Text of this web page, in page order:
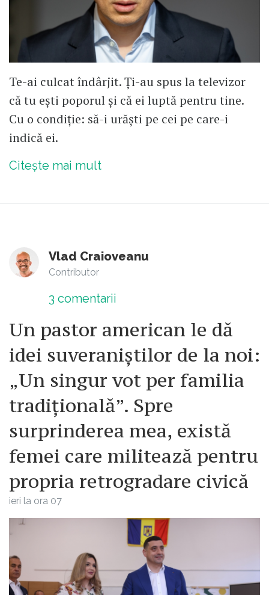
Te-ai culcat îndârjit. Ți-au spus la televizor
că tu ești poporul și că ei luptă pentru tine.
Cu o condiție: să-i urăști pe cei pe care-i
indică ei.
Citește mai mult
Vlad Craioveanu
Contributor
3 comentarii
Un pastor american le dă
idei suveraniștilor de la noi:
„Un singur vot per familia
tradițională”. Spre
surprinderea mea, există
femei care militează pentru
propria retrogradare civică
ieri la ora 07